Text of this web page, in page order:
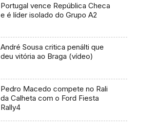
Portugal vence República Checa
e é líder isolado do Grupo A2
André Sousa critica penálti que
deu vitória ao Braga (vídeo)
Pedro Macedo compete no Rali
da Calheta com o Ford Fiesta
Rally4